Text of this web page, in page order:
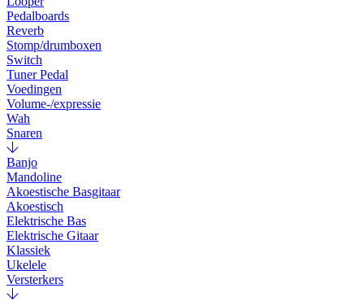
Pedalboards
Reverb
Stomp/drumboxen
Switch
Tuner Pedal
Voedingen
Volume-/expressie
Wah
Snaren
Banjo
Mandoline
Akoestische Basgitaar
Akoestisch
Elektrische Bas
Elektrische Gitaar
Klassiek
Ukelele
Versterkers